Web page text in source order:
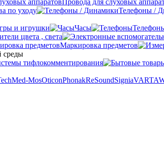
Провода для слуховых
по уходу Телефоны /
и игрушки Часы
цвета , света
Маркировка предметов
среды
тифлокомментирования
Med-MosOticonPhonakReSoundSigniaVARTA